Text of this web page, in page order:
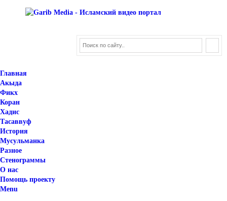
Главная
Акыда
Фикх
Коран
Хадис
Тасаввуф
История
Мусульманка
Разное
Стенограммы
О нас
Помощь проекту
Menu